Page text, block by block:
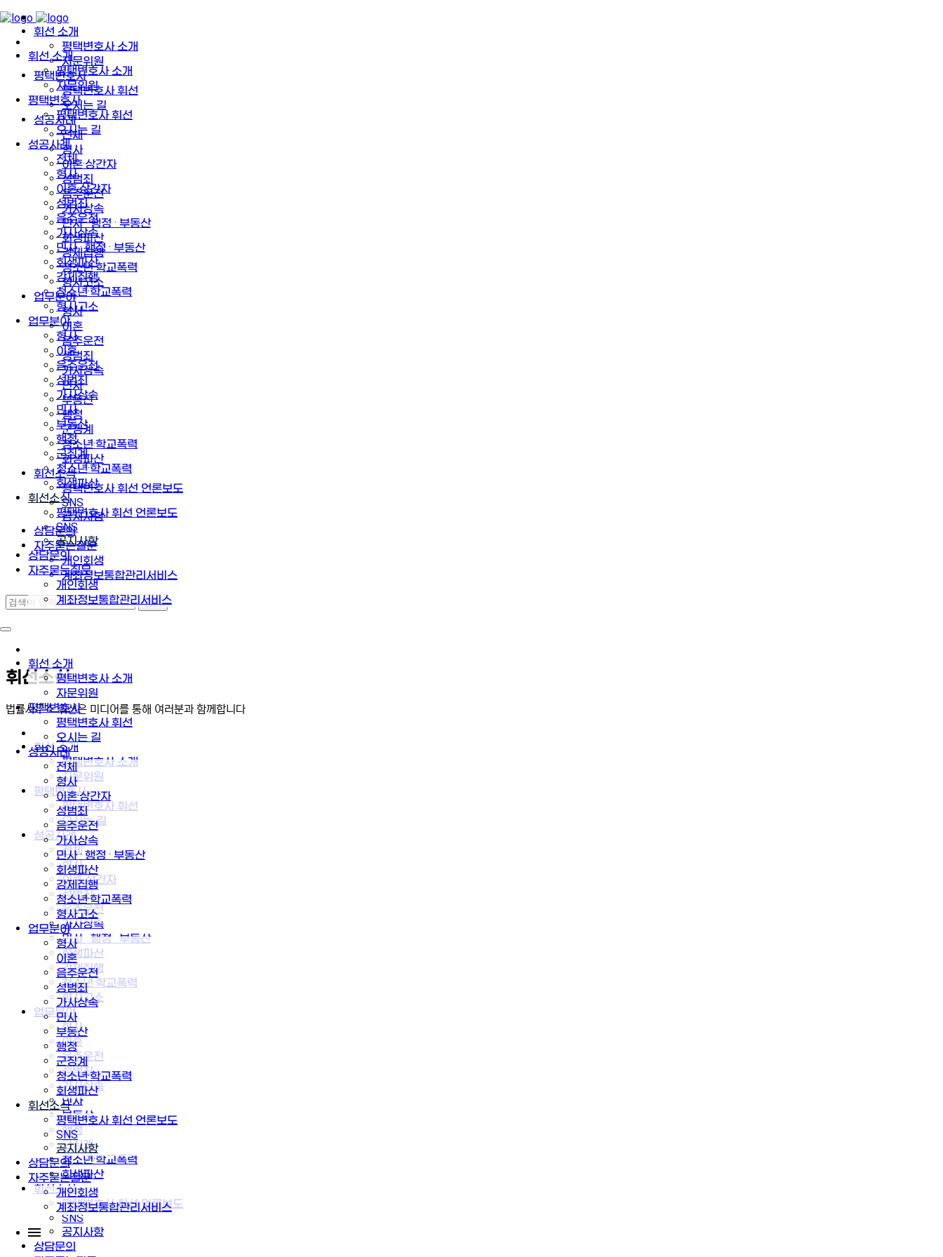
휘선 소개
평택변호사 소개
자문위원
평택변호사
평택변호사 휘선
오시는 길
성공사례
전체
형사
이혼·상간자
성범죄
음주운전
가사상속
민사 · 행정 · 부동산
회생파산
강제집행
청소년·학교폭력
형사고소
업무분야
형사
이혼
음주운전
성범죄
가사상속
민사
부동산
행정
군징계
청소년·학교폭력
회생파산
휘선소식
평택변호사 휘선 언론보도
SNS
공지사항
상담문의
자주묻는질문
개인회생
계좌정보통합관리서비스
휘선 소개
평택변호사 소개
자문위원
평택변호사
평택변호사 휘선
오시는 길
성공사례
전체
형사
이혼·상간자
성범죄
음주운전
가사상속
민사 · 행정 · 부동산
회생파산
강제집행
청소년·학교폭력
형사고소
업무분야
형사
이혼
음주운전
성범죄
가사상속
민사
부동산
행정
군징계
청소년·학교폭력
회생파산
휘선소식
평택변호사 휘선 언론보도
SNS
공지사항
상담문의
자주묻는질문
개인회생
계좌정보통합관리서비스
휘선 소개
평택변호사 소개
자문위원
평택변호사
평택변호사 휘선
오시는 길
성공사례
전체
형사
이혼·상간자
성범죄
음주운전
가사상속
민사 · 행정 · 부동산
회생파산
강제집행
청소년·학교폭력
형사고소
업무분야
형사
이혼
음주운전
성범죄
가사상속
민사
부동산
행정
군징계
청소년·학교폭력
회생파산
휘선소식
평택변호사 휘선 언론보도
SNS
공지사항
상담문의
자주묻는질문
개인회생
계좌정보통합관리서비스
휘선소식
법률사무소 휘선은 미디어를 통해 여러분과 함께합니다
휘선 소개
평택변호사 소개
자문위원
평택변호사
평택변호사 휘선
오시는 길
성공사례
전체
형사
이혼·상간자
성범죄
음주운전
가사상속
민사 · 행정 · 부동산
회생파산
강제집행
청소년·학교폭력
형사고소
업무분야
형사
이혼
음주운전
성범죄
가사상속
민사
부동산
행정
군징계
청소년·학교폭력
회생파산
휘선소식
평택변호사 휘선 언론보도
SNS
공지사항
상담문의